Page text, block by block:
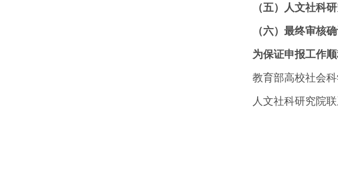
（五）人文社科
（六）最终审核
为保证申报工作
教育部高校社会科
人文社科研究院